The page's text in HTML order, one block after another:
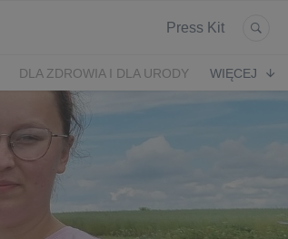
Press Kit
DLA ZDROWIA I DLA URODY
PORZECZKI
2023 🫐
WYBORY 2023
WIĘCEJ